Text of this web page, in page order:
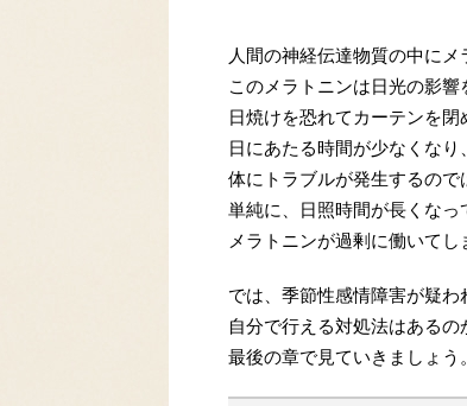
人間の神経伝達物質の中にメ
このメラトニンは日光の影響
日焼けを恐れてカーテンを
日にあたる時間が少なくなり
体にトラブルが発生するの
単純に、日照時間が長くなっ
メラトニンが過剰に働いて
では、季節性感情障害が疑わ
自分で行える対処法はあるの
最後の章で見ていきましょう。